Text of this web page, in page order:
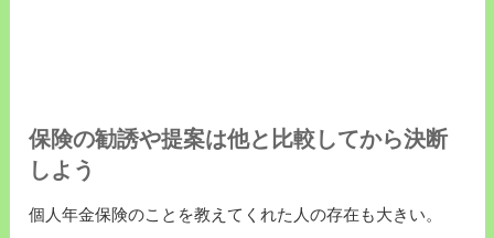
保険の勧誘や提案は他と比較してから決断
しよう
個人年金保険のことを教えてくれた人の存在も大きい。